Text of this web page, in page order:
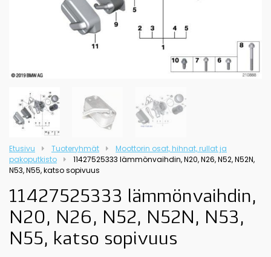
Etusivu Tuoteryhmät
Moottorin osat, hihnat, rullat ja
pakoputkisto
11427525333 lämmönvaihdin, N20, N26, N52, N52N,
N53, N55, katso sopivuus
11427525333 lämmönvaihdin,
N20, N26, N52, N52N, N53,
N55, katso sopivuus